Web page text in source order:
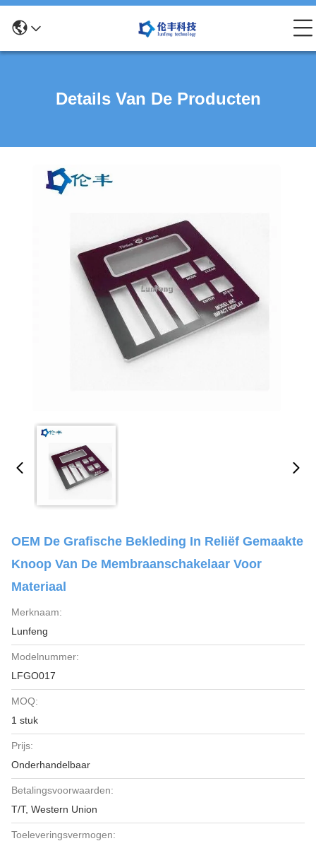
Details Van De Producten
OEM De Grafische Bekleding In Reliëf Gemaakte
Knoop Van De Membraanschakelaar Voor
Materiaal
Merknaam:
Lunfeng
Modelnummer:
LFGO017
MOQ:
1 stuk
Prijs:
Onderhandelbaar
Betalingsvoorwaarden:
T/T, Western Union
Toeleveringsvermogen: